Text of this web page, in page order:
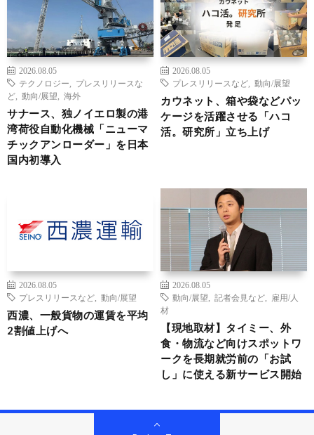
2026.08.05
テクノロジー
プレスリリースな
ど
動向/展望 海外
サナース、独ノイエロ製の港
湾荷役自動化機械「ニューマ
チックアンローダー」を日本
国内初導入
2026.08.05
プレスリリースなど
動向/展望
カウネット、箱や袋などパッ
ケージを活躍させる「ハコ
活。研究所」立ち上げ
2026.08.05
プレスリリースなど
動向/展望
西濃、一般貨物の運賃を平均
2割値上げへ
2026.08.05
動向/展望
記者会見など
雇用/人
材
【現地取材】タイミー、外
食・物流など向けスポットワ
ークを長期就労前の「お試
し」に使える新サービス開始